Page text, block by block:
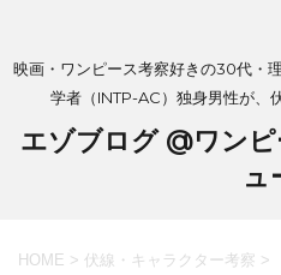
映画・ワンピース考察好きの30代・
学者（INTP-AC）独身男性が、
エゾブログ @ワン
ュ
HOME > 伏線・キャラクター考察 >